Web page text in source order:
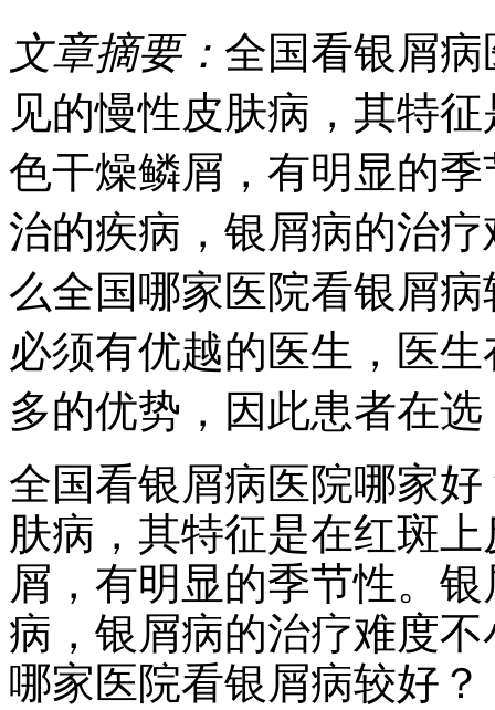
文章摘要： 全国看银屑
见的慢性皮肤病，其特
色干燥鳞屑，有明显的
治的疾病，银屑病的治
么全国哪家医院看银屑
必须有优越的医生，医
多的优势，因此患者在选
全国看银屑病医院哪家
肤病，其特征是在红斑
屑，有明显的季节性。
病，银屑病的治疗难度
哪家医院看银屑病较好？